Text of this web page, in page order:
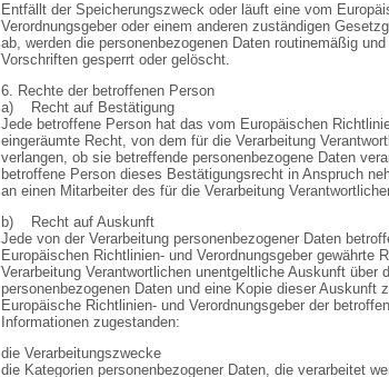
Entfällt der Speicherungszweck oder läuft eine vom
Verordnungsgeber oder einem anderen zuständigen
ab, werden die personenbezogenen Daten routinemäßig
Vorschriften gesperrt oder gelöscht.
6. Rechte der betroffenen Person
a) Recht auf Bestätigung
Jede betroffene Person hat das vom Europäischen
eingeräumte Recht, von dem für die Verarbeitung
verlangen, ob sie betreffende personenbezogene Daten
betroffene Person dieses Bestätigungsrecht in Anspruch
an einen Mitarbeiter des für die Verarbeitung
b) Recht auf Auskunft
Jede von der Verarbeitung personenbezogener Daten
Europäischen Richtlinien- und Verordnungsgeber gewährte
Verarbeitung Verantwortlichen unentgeltliche Auskunft über
personenbezogenen Daten und eine Kopie dieser Auskunft
Europäische Richtlinien- und Verordnungsgeber der
Informationen zugestanden:
die Verarbeitungszwecke
die Kategorien personenbezogener Daten, die verarbeitet